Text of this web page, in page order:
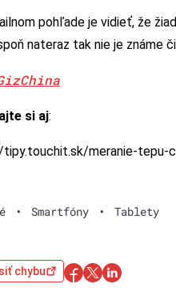
pohľade je vidieť, že
nateraz tak nie je známe
si aj:
meranie-tepu-
• Smartfóny • Tablety
chybu